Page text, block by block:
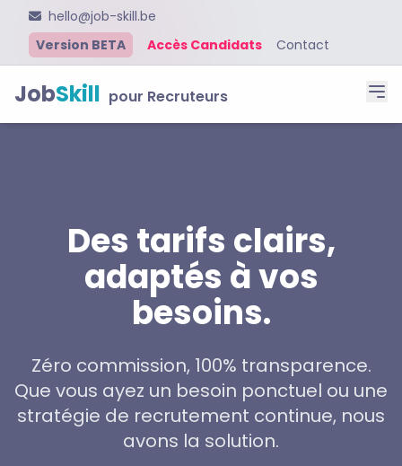
hello@job-skill.be
Version BETA
Accès Candidats Contact
JobSkill pour Recruteurs
Des tarifs clairs,
adaptés à vos
besoins.
Zéro commission, 100% transparence.
Que vous ayez un besoin ponctuel ou une
stratégie de recrutement continue, nous
avons la solution.